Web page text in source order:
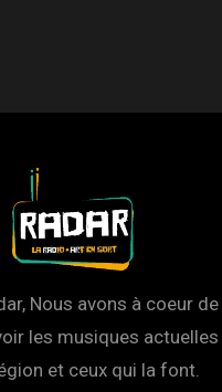
Nous avons à coeur de
les musiques actuelles
et ceux qui la font.